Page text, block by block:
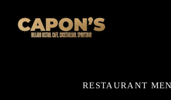
Inhalt
RESTAURANT